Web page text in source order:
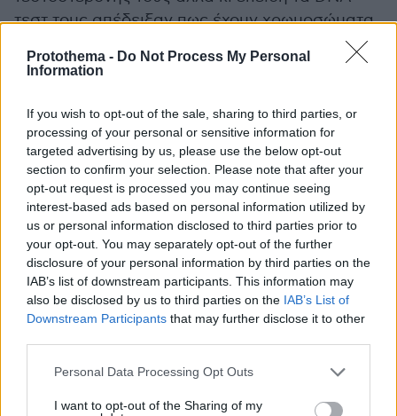
Protothema - Do Not Process My Personal
Information
If you wish to opt-out of the sale, sharing to third parties, or
processing of your personal or sensitive information for
targeted advertising by us, please use the below opt-out
section to confirm your selection. Please note that after your
opt-out request is processed you may continue seeing
interest-based ads based on personal information utilized by
us or personal information disclosed to third parties prior to
your opt-out. You may separately opt-out of the further
disclosure of your personal information by third parties on the
IAB’s list of downstream participants. This information may
also be disclosed by us to third parties on the IAB’s List of
Downstream Participants that may further disclose it to other
Please note that this website/app uses one or more Google
not limited to your visit or usage behaviour. You may click to
Personal Data Processing Opt Outs
I want to opt-out of the Sharing of my
τεστ τους απέδειξαν πως έχουν χρωμοσώματα
χαρακτηριστικά ο Ρώσος. Αξίζει να σημειωθεί
και κάποια χρόνια σε ανοιχτή διαμάχη, με την
πρώτη να κατηγορεί τη δεύτερη για σκάνδαλα
και έλλειψη διαφάνειας σε περιστατικά όπως
το τελευταίο. Η ΔΟΕ είναι αυτή που έχει τον
έλεγχο των αγώνων πυγμαχίας στους
Ολυμπιακούς, έχοντας καθαιρέσει την IBA από
αυτή την εξουσία. Τα πραγματικά
αποτελέσματα των εξετάσεών τους δεν είδαν
ποτέ τη δημοσιότητα. Έκτοτε βέβαια
αμφότερες κουβαλούν το στίγμα του
«κοψίματος» για τον συγκεκριμένο λόγο.
Πηγή:www.gazzetta.gr